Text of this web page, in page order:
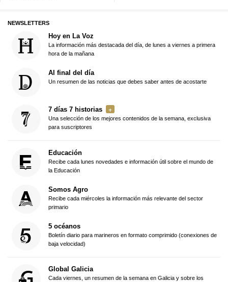
NEWSLETTERS
Hoy en La Voz
La información más destacada del día, de lunes a viernes a primera
hora de la mañana
Al final del día
Un resumen de las noticias que debes saber antes de acostarte
7 días 7 historias
Una selección de los mejores contenidos de la semana, exclusiva
para suscriptores
Educación
Recibe cada lunes novedades e información útil sobre el mundo de
la Educación
Somos Agro
Recibe cada miércoles la información más relevante del sector
primario
5 océanos
Boletín diario para marineros en formato comprimido (conexiones de
baja velocidad)
Global Galicia
Cada viernes, un resumen de la semana en Galicia y sobre los